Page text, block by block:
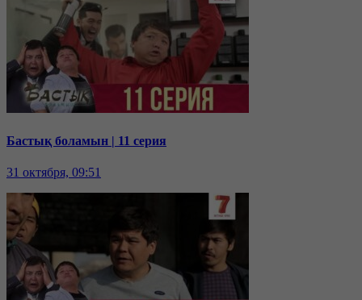
Бастық боламын | 11 серия
31 октября, 09:51